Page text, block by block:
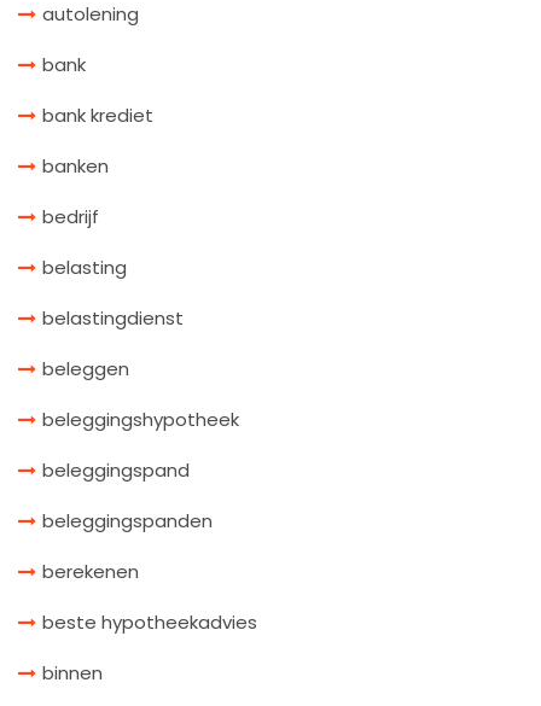
autolening
bank
bank krediet
banken
bedrijf
belasting
belastingdienst
beleggen
beleggingshypotheek
beleggingspand
beleggingspanden
berekenen
beste hypotheekadvies
binnen